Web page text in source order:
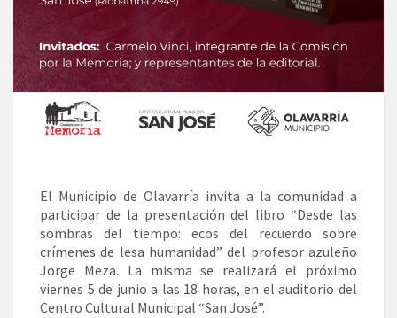
El Municipio de Olavarría invita a la comunidad a
participar de la presentación del libro “Desde las
sombras del tiempo: ecos del recuerdo sobre
crímenes de lesa humanidad” del profesor azuleño
Jorge Meza. La misma se realizará el próximo
viernes 5 de junio a las 18 horas, en el auditorio del
Centro Cultural Municipal “San José”.